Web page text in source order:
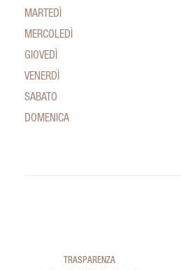
MARTEDÌ
MERCOLEDÌ
GIOVEDÌ
VENERDÌ
SABATO
DOMENICA
TRASPARENZA